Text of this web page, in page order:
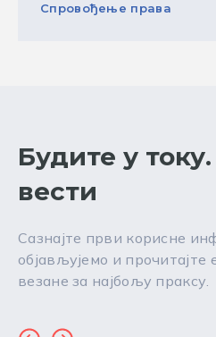
Спровођење права
Будите у
вести
Сазнајте први корисне
објављујемо и прочитајте
везане за најбољу праксу.